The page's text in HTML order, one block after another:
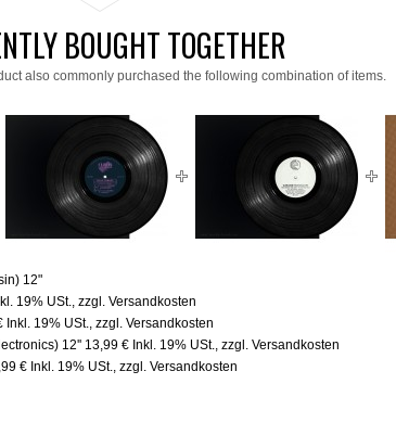
BOUGHT TOGETHER
also commonly purchased the following combination of items.
12"
19% USt. ,zzgl.Versandkosten
Inkl. 19% USt. ,zzgl.Versandkosten
12'' 13,99 € Inkl. 19% USt. ,zzgl.Versandkosten
€ Inkl. 19% USt. ,zzgl.Versandkosten